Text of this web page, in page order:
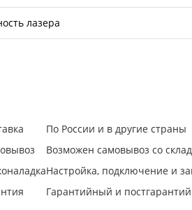
лазера
По России и в другие страны
Возможен самовывоз со
Настройка, подключение и
Гарантийный и